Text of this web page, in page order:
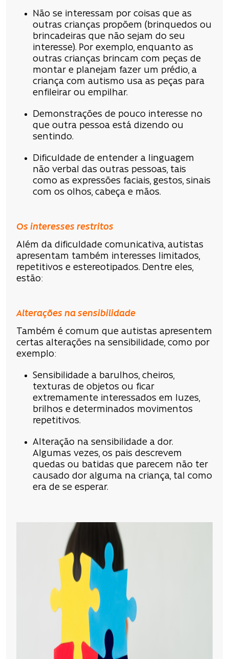
Não se interessam por coisas que as
outras crianças propõem (brinquedos ou
brincadeiras que não sejam do seu
interesse). Por exemplo, enquanto as
outras crianças brincam com peças de
montar e planejam fazer um prédio, a
criança com autismo usa as peças para
enfileirar ou empilhar.
Demonstrações de pouco interesse no
que outra pessoa está dizendo ou
sentindo.
Dificuldade de entender a linguagem
não verbal das outras pessoas, tais
como as expressões faciais, gestos, sinais
com os olhos, cabeça e mãos.
Os interesses restritos
Além da dificuldade comunicativa, autistas
apresentam também interesses limitados,
repetitivos e estereotipados. Dentre eles,
estão:
Alterações na sensibilidade
Também é comum que autistas apresentem
certas alterações na sensibilidade, como por
exemplo:
Sensibilidade a barulhos, cheiros,
texturas de objetos ou ficar
extremamente interessados em luzes,
brilhos e determinados movimentos
repetitivos.
Alteração na sensibilidade a dor.
Algumas vezes, os pais descrevem
quedas ou batidas que parecem não ter
causado dor alguma na criança, tal como
era de se esperar.